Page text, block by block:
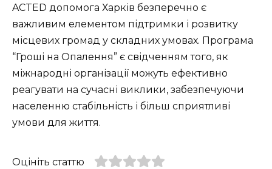
ACTED допомога Харків безперечно є
важливим елементом підтримки і розвитку
місцевих громад у складних умовах. Програма
“Гроші на Опалення” є свідченням того, як
міжнародні організації можуть ефективно
реагувати на сучасні виклики, забезпечуючи
населенню стабільність і більш сприятливі
умови для життя.
Оцініть статтю